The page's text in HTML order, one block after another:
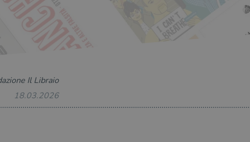
Il Libraio
18.03.2026